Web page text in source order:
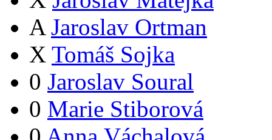
A Jaroslav Ortman
X Tomáš Sojka
0 Jaroslav Soural
0 Marie Stiborová